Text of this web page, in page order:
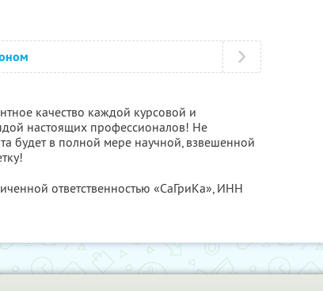
качество каждой курсовой и
настоящих профессионалов! Не
будет в полной мере научной, взвешенной
ответственностью «СаГриКа», ИНН